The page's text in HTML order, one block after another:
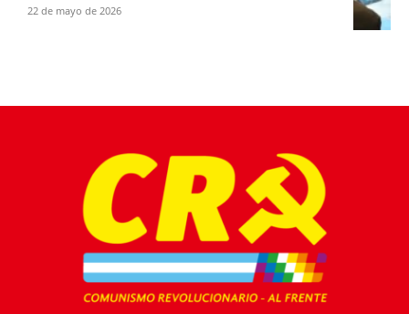
22 de mayo de 2026